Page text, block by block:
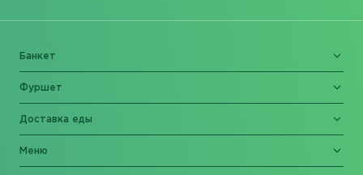
Банкет
Фуршет
Доставка еды
Меню